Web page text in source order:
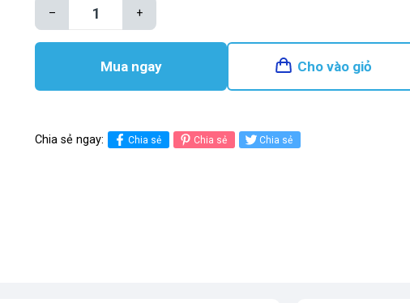
– +
Mua ngay Cho vào giỏ
Chia sẻ ngay: Chia sẻ Chia sẻ Chia sẻ